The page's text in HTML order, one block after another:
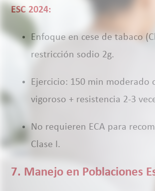
ESC 2024:
Enfoque en cese de tabaco
restricción sodio 2g.
Ejercicio: 150 min moderado
vigoroso + resistencia 2-3
No requieren ECA para
Clase I.
7. Manejo en Poblaciones